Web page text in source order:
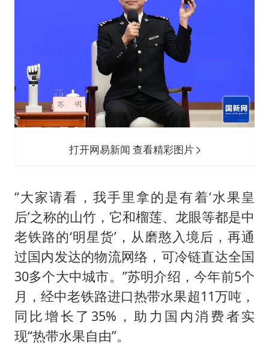
打开网易新闻 查看精彩图片
“大家请看，我手里拿的是有着‘水果皇
后’之称的山竹，它和榴莲、龙眼等都是中
老铁路的‘明星货’，从磨憨入境后，再通
过国内发达的物流网络，可冷链直达全国
30多个大中城市。”苏明介绍，今年前5个
月，经中老铁路进口热带水果超11万吨，
同比增长了35%，助力国内消费者实
现“热带水果自由”。